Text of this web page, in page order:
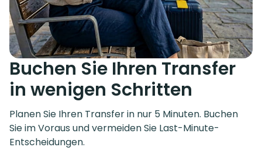
Buchen Sie Ihren Transfer
in wenigen Schritten
Planen Sie Ihren Transfer in nur 5 Minuten. Buchen
Sie im Voraus und vermeiden Sie Last-Minute-
Entscheidungen.